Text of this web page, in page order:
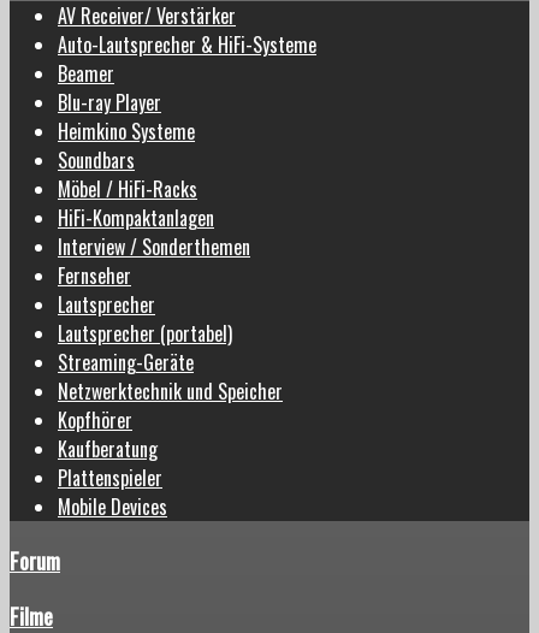
AV Receiver/ Verstärker
Auto-Lautsprecher & HiFi-Systeme
Beamer
Blu-ray Player
Heimkino Systeme
Soundbars
Möbel / HiFi-Racks
HiFi-Kompaktanlagen
Interview / Sonderthemen
Fernseher
Lautsprecher
Lautsprecher (portabel)
Streaming-Geräte
Netzwerktechnik und Speicher
Kopfhörer
Kaufberatung
Plattenspieler
Mobile Devices
Forum
Filme